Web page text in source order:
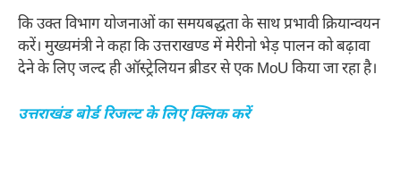
कि उक्त विभाग योजनाओं का समयबद्धता के साथ प्रभावी क्रियान्वयन
करें। मुख्यमंत्री ने कहा कि उत्तराखण्ड में मेरीनो भेड़ पालन को बढ़ावा
देने के लिए जल्द ही ऑस्ट्रेलियन ब्रीडर से एक MoU किया जा रहा है।
उत्तराखंड बोर्ड रिजल्ट के लिए क्लिक करें